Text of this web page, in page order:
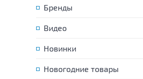
Бренды
Видео
Новинки
Новогодние товары